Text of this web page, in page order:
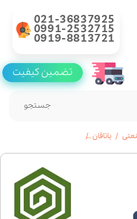
021-36837925
0991-2532715
0919-8813721
جستجو
تضمین کیفیت
یاتاقان